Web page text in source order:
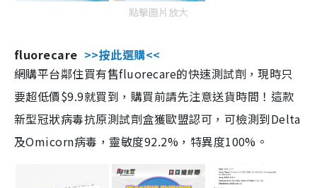
點擊圖片放大
fluorecare >>按此選購<<
網購平台鄰住買有售fluorecare的快速測試劑，現時只
要超低價$9.9就買到，購買前請先注意送貨時間！這款
新型冠狀病毒抗原測試劑盒獲歐盟認可，可檢測到Delta
及Omicorn病毒，靈敏度92.2%，特異度100%。